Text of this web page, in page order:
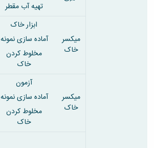
تهیه آب مقطر
میکسر
خاک
ابزار خاک
آماده سازی نمونه
مخلوط کردن
خاک
میکسر
خاک
آزمون
آماده سازی نمونه
مخلوط کردن
خاک